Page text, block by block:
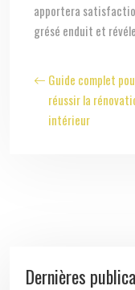
apportera
grésé enduit et
Guide complet
réussir la
intérieur
Dernières